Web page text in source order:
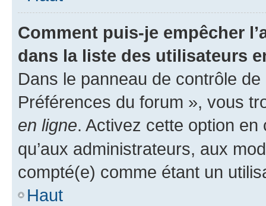
Comment puis-je empêcher
dans la liste des utilisateurs
Dans le panneau de contrôle
Préférences du forum », vous
en ligne. Activez cette option
qu’aux administrateurs, aux
compté(e) comme étant un
Haut